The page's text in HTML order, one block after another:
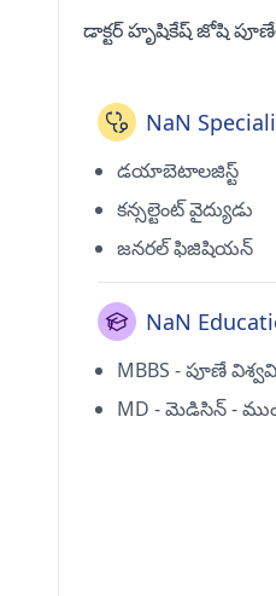
డాక్టర్ హృషికేష్ జోషి
NaN
డయాబెటాలజిస్ట్
కన్సల్టెంట్ వైద్యుడు
జనరల్ ఫిజిషియన్
NaN
MBBS - పూణే
MD - మెడిసిన్ -